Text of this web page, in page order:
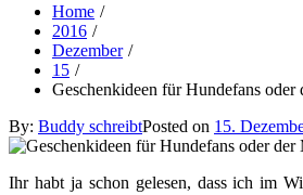
Home
2016
Dezember
15
Geschenkideen für Hundefans oder
By: Buddy schreibtPosted on 15.
Ihr habt ja schon gelesen, dass ich im